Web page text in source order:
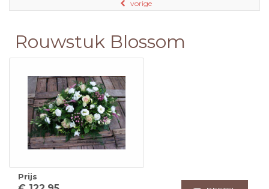
vorige
Rouwstuk Blossom
Prijs